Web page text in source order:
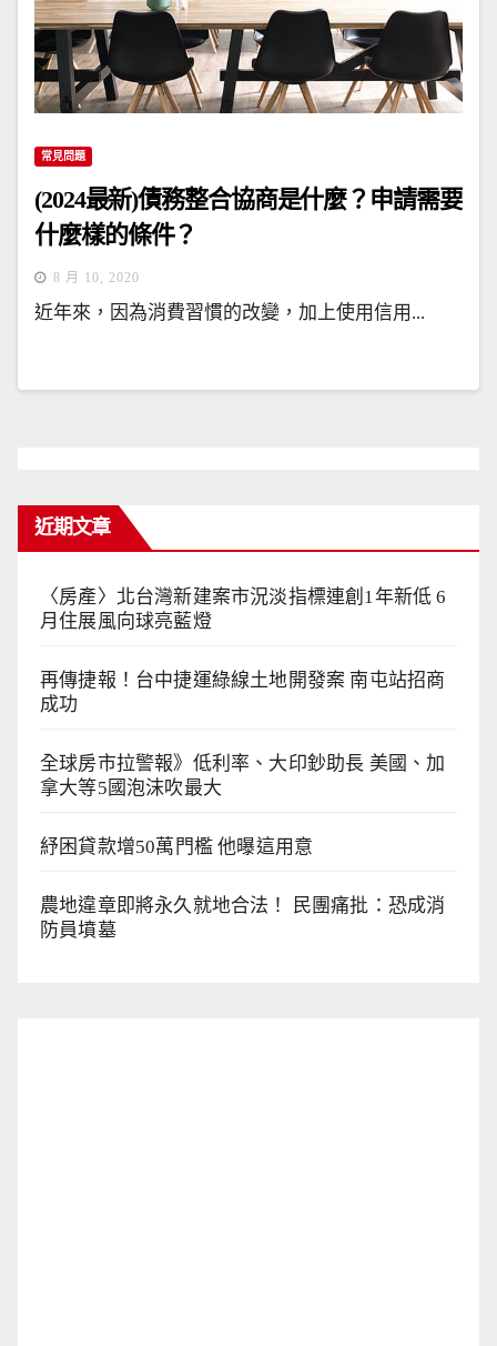
常見問題
(2024最新)債務整合協商是什麼？申請需要
什麼樣的條件？
8 月 10, 2020
近年來，因為消費習慣的改變，加上使用信用...
近期文章
〈房產〉北台灣新建案市況淡指標連創1年新低 6
月住展風向球亮藍燈
再傳捷報！台中捷運綠線土地開發案 南屯站招商
成功
全球房市拉警報》低利率、大印鈔助長 美國、加
拿大等5國泡沫吹最大
紓困貸款增50萬門檻 他曝這用意
農地違章即將永久就地合法！ 民團痛批：恐成消
防員墳墓